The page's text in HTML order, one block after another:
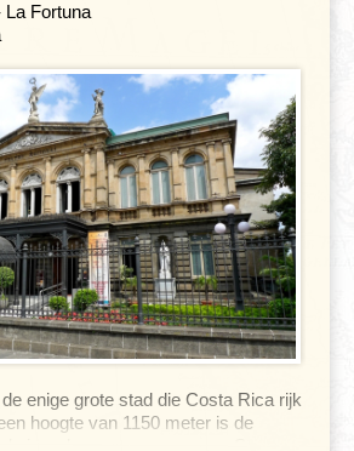
La Fortuna
enige grote stad die Costa Rica rijk
hoogte van 1150 meter is de